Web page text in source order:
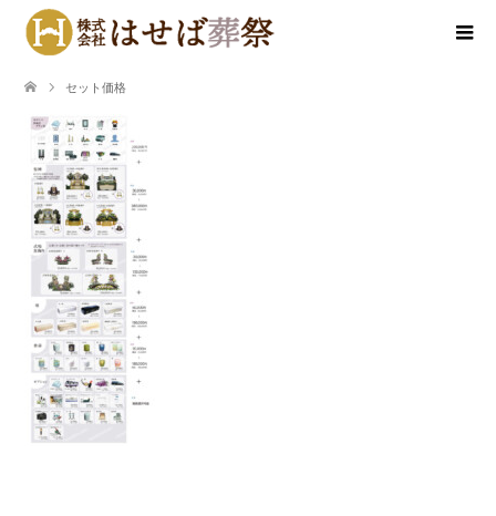
セット価格